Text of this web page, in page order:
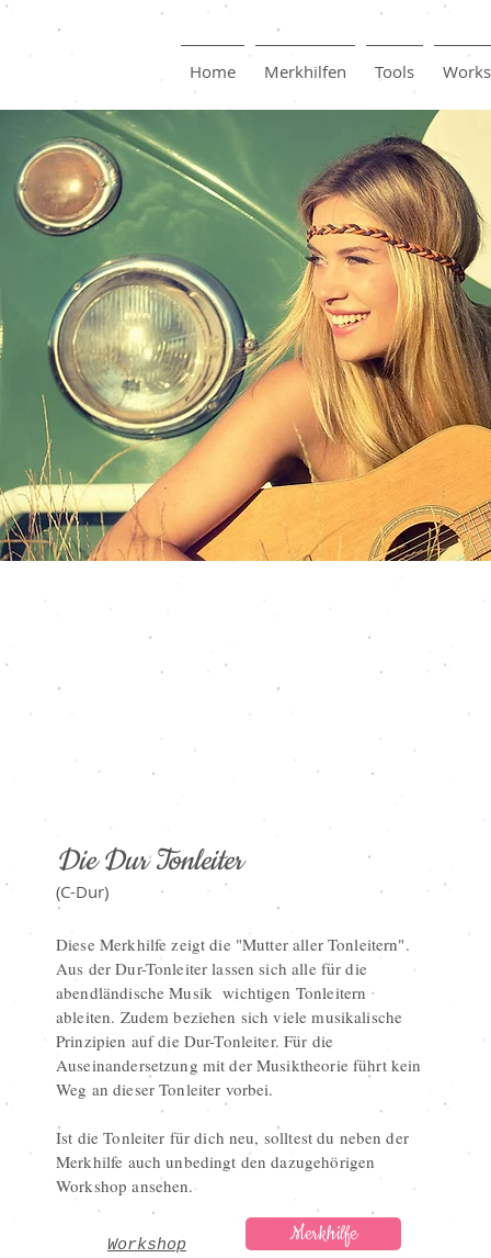
Home Merkhilfen Tools
Die Dur Tonleiter
(C-Dur)
Diese Merkhilfe zeigt die "Mutter aller Tonleitern".
Aus der Dur-Tonleiter lassen sich alle für die
abendländische Musik wichtigen Tonleitern
ableiten. Zudem beziehen sich viele musikalische
Prinzipien auf die Dur-Tonleiter. Für die
Auseinandersetzung mit der Musiktheorie führt kein
Weg an dieser Tonleiter vorbei.
Ist die Tonleiter für dich neu, solltest du neben der
Merkhilfe auch unbedingt den dazugehörigen
Workshop ansehen.
Workshop Merkhilfe